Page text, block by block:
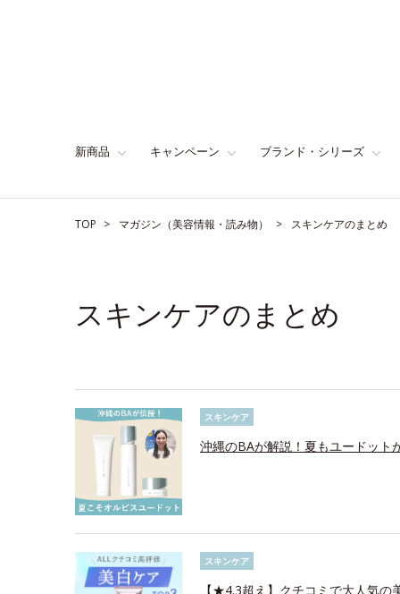
新商品 キャンペーン ブランド・シリーズ
TOP マガジン（美容情報・読み物） スキンケアのまとめ
スキンケアのまとめ
スキンケア
沖縄のBAが解説！夏もユードット
スキンケア
【★4.3超え】クチコミで大人気の